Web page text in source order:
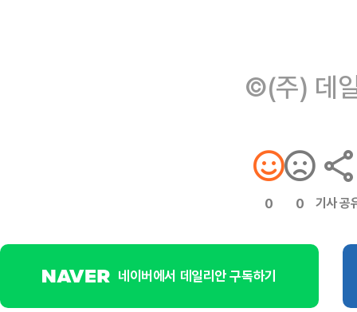
©(주) 데
0 0 기사 공
네이버에서 데일리안 구독하기